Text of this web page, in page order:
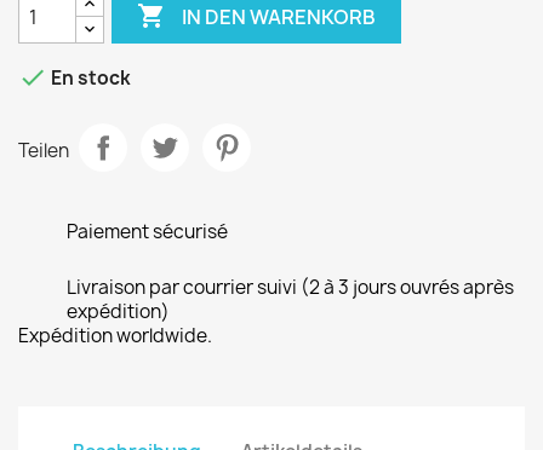
 IN DEN WARENKORB
 En stock
Teilen
Paiement sécurisé
Livraison par courrier suivi (2 à 3 jours ouvrés après
expédition)
Expédition worldwide.